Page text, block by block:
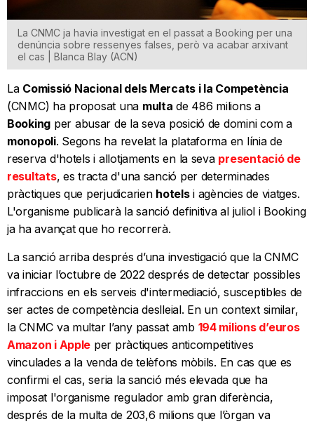
La CNMC ja havia investigat en el passat a Booking per una
denúncia sobre ressenyes falses, però va acabar arxivant
el cas | Blanca Blay (ACN)
La Comissió Nacional dels Mercats i la Competència
(CNMC) ha proposat una multa de 486 milions a
Booking per abusar de la seva posició de domini com a
monopoli. Segons ha revelat la plataforma en línia de
reserva d'hotels i allotjaments en la seva presentació de
resultats, es tracta d'una sanció per determinades
pràctiques que perjudicarien hotelsi agències de viatges.
L'organisme publicarà la sanció definitiva al juliol i Booking
ja ha avançat que ho recorrerà.
La sanció arriba després d’una investigació que la CNMC
va iniciar l’octubre de 2022 després de detectar possibles
infraccions en els serveis d'intermediació, susceptibles de
ser actes de competència deslleial. En un context similar,
la CNMC va multar l’any passat amb 194 milions d’euros
Amazon i Apple per pràctiques anticompetitives
vinculades a la venda de telèfons mòbils. En cas que es
confirmi el cas, seria la sanció més elevada que ha
imposat l'organisme regulador amb gran diferència,
després de la multa de 203,6 milions que l’òrgan va